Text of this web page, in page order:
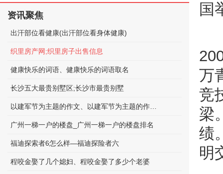
国
万
竞
梁
绩
明
资讯聚焦
出汗部位看健康(出汗部位看身体健康)
织里房产网;织里房子出售信息
健康快乐的词语、健康快乐的词语取名
长沙五大最贵别墅区;长沙市最贵别墅
广州一梯一户的楼盘_广州一梯一户的楼盘排名
福迪探索者6怎么样—福迪探险者六
程咬金娶了几个媳妇、程咬金娶了多少个老婆